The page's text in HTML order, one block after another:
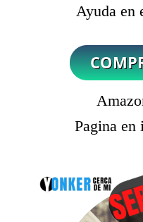
Ayuda en
Pagina en